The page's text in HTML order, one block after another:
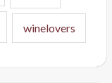
winelovers